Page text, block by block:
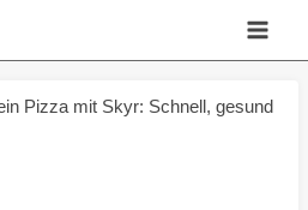
Pizza mit Skyr: Schnell, gesund